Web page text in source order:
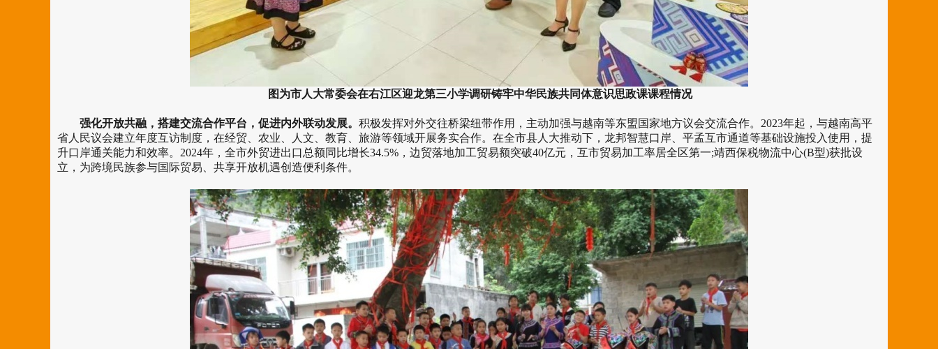
图为市人大常委会在右江区迎龙第三小学调研铸牢中华民族共同体意识思政课课程情况
强化开放共融，搭建交流合作平台，促进内外联动发展。 积极发挥对外交往桥梁纽带作用，主动加强与越南等东盟国家地方议会交流合作。2023年起，与越南高平
省人民议会建立年度互访制度，在经贸、农业、人文、教育、旅游等领域开展务实合作。在全市县人大推动下，龙邦智慧口岸、平孟互市通道等基础设施投入使用，提
升口岸通关能力和效率。2024年，全市外贸进出口总额同比增长34.5%，边贸落地加工贸易额突破40亿元，互市贸易加工率居全区第一;靖西保税物流中心(B型)获批设
立，为跨境民族参与国际贸易、共享开放机遇创造便利条件。